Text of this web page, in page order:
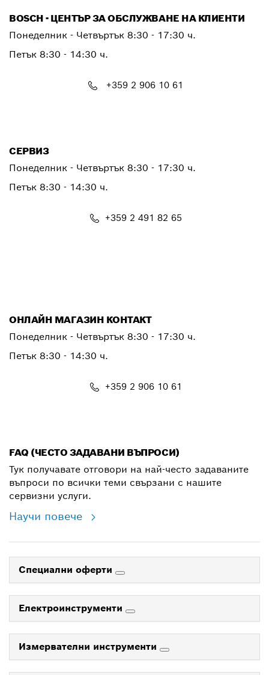
BOSCH - ЦЕНТЪР ЗА ОБСЛУЖВАНЕ НА КЛИЕНТИ
Понеделник - Четвъртък 8:30 - 17:30 ч.
Петък 8:30 - 14:30 ч.
+359 2 906 10 61
СЕРВИЗ
Понеделник - Четвъртък 8:30 - 17:30 ч.
Петък 8:30 - 14:30 ч.
+359 2 491 82 65
ОНЛАЙН МАГАЗИН КОНТАКТ
Понеделник - Четвъртък 8:30 - 17:30 ч.
Петък 8:30 - 14:30 ч.
+359 2 906 10 61
FAQ (ЧЕСТО ЗАДАВАНИ ВЪПРОСИ)
Тук получавате отговори на най-често задаваните
въпроси по всички теми свързани с нашите
сервизни услуги.
Научи повече
Специални оферти
Електроинструменти
Измервателни инструменти